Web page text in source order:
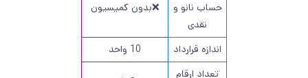
حساب نانو و
نقدی
❌بدون کمیسیون
اندازه قرارداد
10 واحد
تعداد ارقام